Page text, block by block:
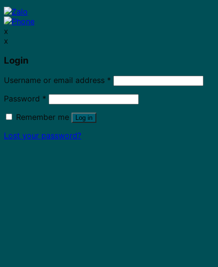
x
x
Login
Username or email address *
Password *
Remember me
Log in
Lost your password?